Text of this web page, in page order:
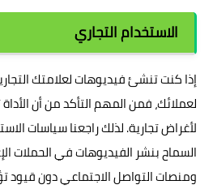
الاستخدام التجاري
إذا كنت تنشئ فيديوهات لعلامتك
لعملائك، فمن المهم التأكد من أن
لأغراض تجارية. لذلك راجعنا سياسات
السماح بنشر الفيديوهات في الحملات
ومنصات التواصل الاجتماعي دون قيود